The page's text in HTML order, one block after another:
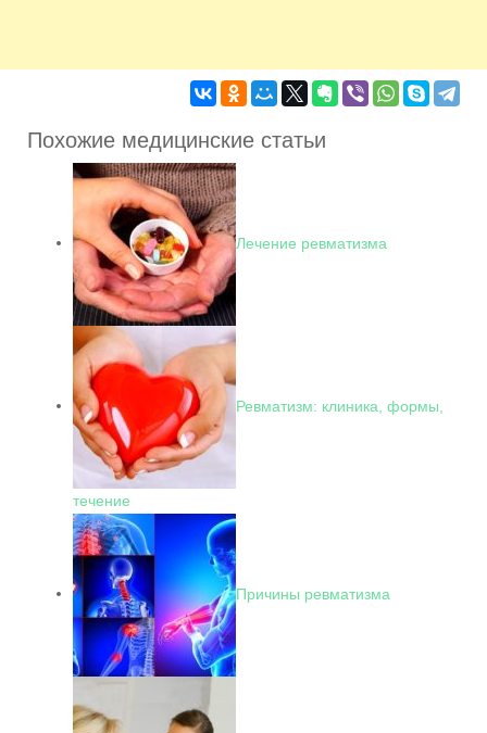
Похожие медицинские статьи
Лечение ревматизма
Ревматизм: клиника, формы,
течение
Причины ревматизма